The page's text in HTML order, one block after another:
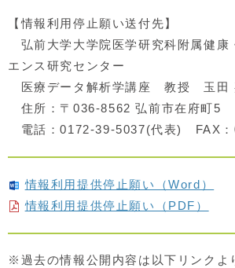
【情報利用停止願い送付先】
弘前大学大学院医学研究科附属健康
エンス研究センター
医療データ解析学講座 教授 玉田
住所：〒036-8562 弘前市在府町5
電話：0172-39-5037(代表) FAX：
情報利用提供停止願い（Word）
情報利用提供停止願い（PDF）
※過去の情報公開内容は以下リンクよ